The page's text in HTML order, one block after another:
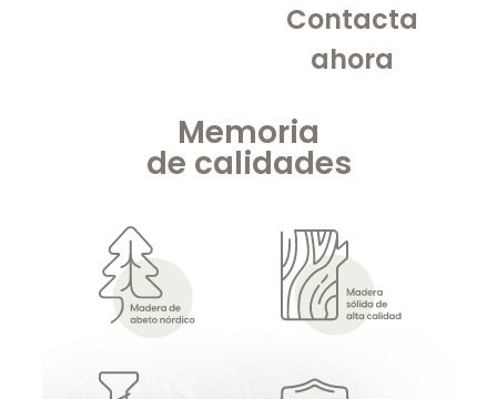
Contacta
ahora
Memoria
de calidades